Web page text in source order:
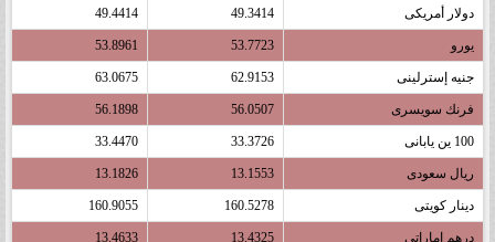
دولار أمريكى 49.3414
49.4414
يورو 53.7723
53.8961
جنيه إسترلينى 62.9153
63.0675
فرنك سويسرى 56.0507
56.1898
100 ين يابانى 33.3726
33.4470
ريال سعودى 13.1553
13.1826
دينار كويتى 160.5278
160.9055
درهم اماراتى 13.4325
13.4633